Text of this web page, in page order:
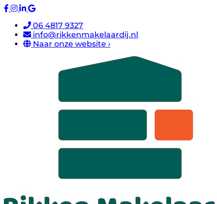
06 4817 9327
info@rikkenmakelaardij.nl
Naar onze website ›